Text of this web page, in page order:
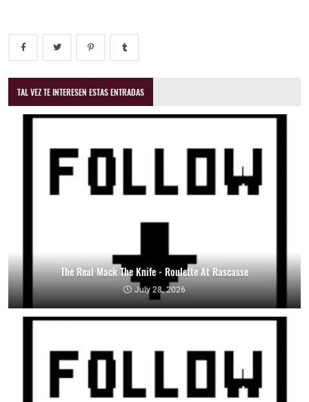
TAL VEZ TE INTERESEN ESTAS ENTRADAS
The Real Mack The Knife - Roulette At Rascasse
July 28, 2026